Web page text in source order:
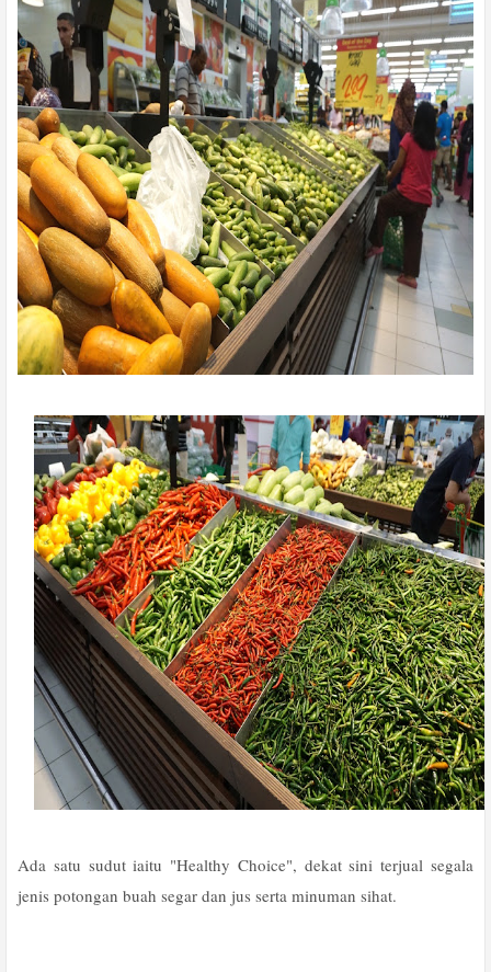
Ada satu sudut iaitu "Healthy Choice", dekat sini terjual segala
jenis potongan buah segar dan jus serta minuman sihat.